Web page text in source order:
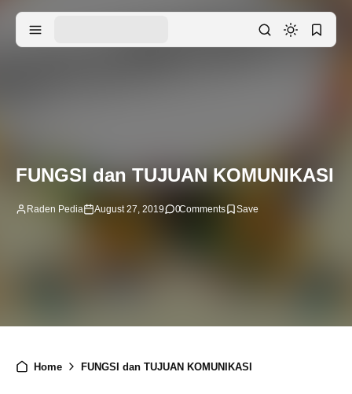
FUNGSI dan TUJUAN KOMUNIKASI
Raden Pedia August 27, 2019 0Comments
Home FUNGSI dan TUJUAN KOMUNIKASI